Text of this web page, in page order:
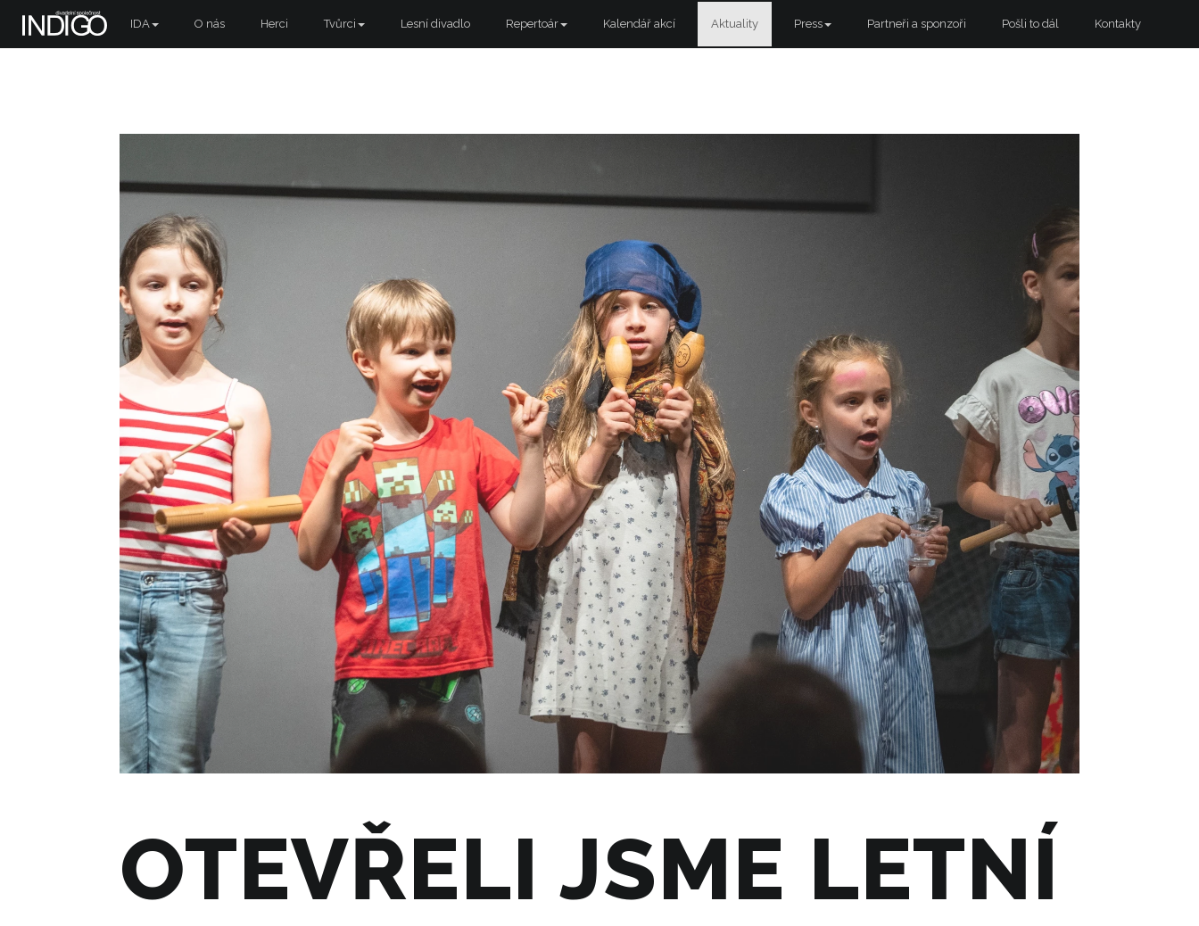
IDA O nás Herci Tvůrci Lesní divadlo Repertoár Kalendář akcí Aktuality Press Partneři a sponzoři Pošli to dál Kontakty
OTEVŘELI JSME LETNÍ